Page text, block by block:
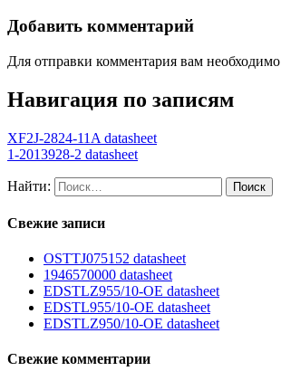
Добавить комментарий
Для отправки комментария вам необходимо
Навигация по записям
XF2J-2824-11A datasheet
1-2013928-2 datasheet
Найти:
Свежие записи
OSTTJ075152 datasheet
1946570000 datasheet
EDSTLZ955/10-OE datasheet
EDSTL955/10-OE datasheet
EDSTLZ950/10-OE datasheet
Свежие комментарии